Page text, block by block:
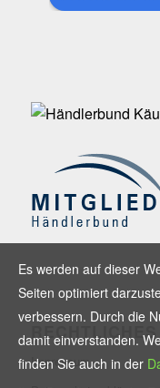
RECHTLICHES
Impressum
Es werden auf dieser
Seiten optimiert
verbessern. Durch die
damit einverstanden.
finden Sie auch in der